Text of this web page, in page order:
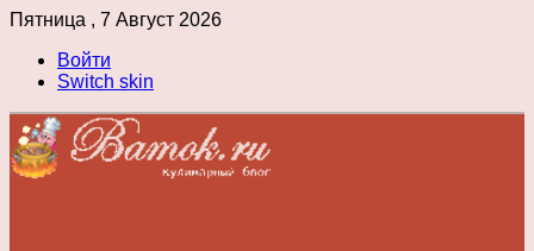
Пятница , 7 Август 2026
Войти
Switch skin